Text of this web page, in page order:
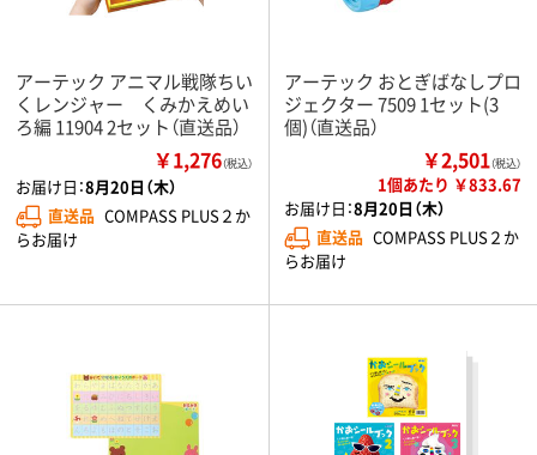
アーテック アニマル戦隊ちい
くレンジャー くみかえめい
ろ編 11904 2セット（直送品）
￥1,276（税込）
お届け日：8月20日（木）
直送品 COMPASS PLUS２か
らお届け
アーテック おとぎばなしプロ
ジェクター 7509 1セット(3
個)（直送品）
￥2,501（税込）
1個あたり ￥833.67
お届け日：8月20日（木）
直送品 COMPASS PLUS２か
らお届け